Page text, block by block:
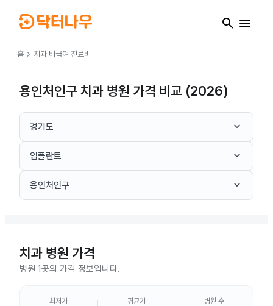
search menu
홈 chevron_right 치과 비급여 진료비
용인처인구 치과 병원 가격 비교 (2026)
경기도 keyboard_arrow_down
임플란트 keyboard_arrow_down
용인처인구 keyboard_arrow_down
치과 병원 가격
병원 1곳의 가격 정보입니다.
최저가 평균가 병원 수